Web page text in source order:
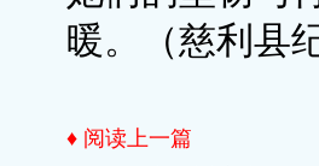
暖。（慈利县
♦ 阅读上一篇